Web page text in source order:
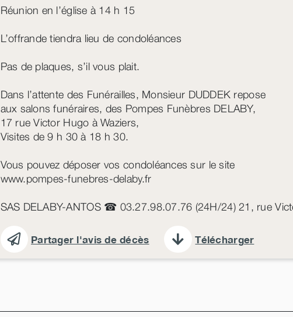
Réunion en l’église à 14 h 15
L’offrande tiendra lieu de condoléances
Pas de plaques, s’il vous plait.
Dans l’attente des Funérailles, Monsieur DUDDEK repose
aux salons funéraires, des Pompes Funèbres DELABY,
17 rue Victor Hugo à Waziers,
Visites de 9 h 30 à 18 h 30.
Vous pouvez déposer vos condoléances sur le site
www.pompes-funebres-delaby.fr
SAS DELABY-ANTOS ☎ 03.27.98.07.76 (24H/24) 21, rue
Partager l'avis de décès Télécharger